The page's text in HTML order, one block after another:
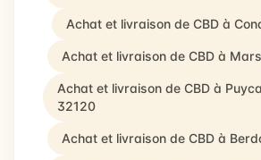
Achat et livraison de CBD à
Achat et livraison de CBD à
Achat et livraison de CBD à
32120
Achat et livraison de CBD à